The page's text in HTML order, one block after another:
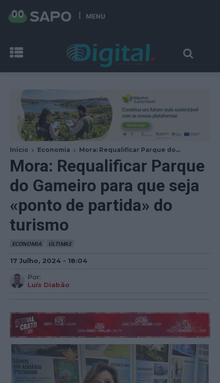
MENU
Início Economia Mora: Requalificar Parque do...
Mora: Requalificar Parque
do Gameiro para que seja
«ponto de partida» do
turismo
ECONOMIA ÚLTIMAS
17 Julho, 2024 - 18:04
Por:
Luís Diabão